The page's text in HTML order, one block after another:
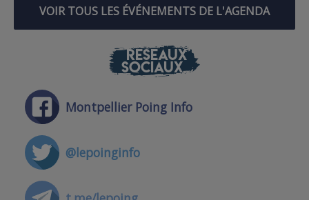
VOIR TOUS LES ÉVÉNEMENTS DE L'AGENDA
RÉSEAUX
SOCIAUX
Montpellier Poing Info
@lepoinginfo